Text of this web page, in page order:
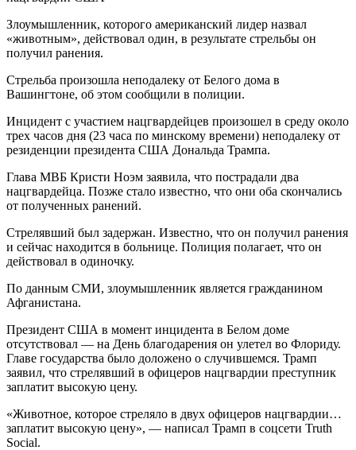
Злоумышленник, которого американский лидер назвал
«животным», действовал один, в результате стрельбы он
получил ранения.
Стрельба произошла неподалеку от Белого дома в
Вашингтоне, об этом сообщили в полиции.
Инцидент с участием нацгвардейцев произошел в среду около
трех часов дня (23 часа по минскому времени) неподалеку от
резиденции президента США Дональда Трампа.
Глава МВБ Кристи Ноэм заявила, что пострадали два
нацгвардейца. Позже стало известно, что они оба скончались
от полученных ранений.
Стрелявший был задержан. Известно, что он получил ранения
и сейчас находится в больнице. Полиция полагает, что он
действовал в одиночку.
По данным СМИ, злоумышленник является гражданином
Афганистана.
Президент США в момент инцидента в Белом доме
отсутствовал — на День благодарения он улетел во Флориду.
Главе государства было доложено о случившемся. Трамп
заявил, что стрелявший в офицеров нацгвардии преступник
заплатит высокую цену.
«Животное, которое стреляло в двух офицеров нацгвардии…
заплатит высокую цену», — написал Трамп в соцсети Truth
Social.